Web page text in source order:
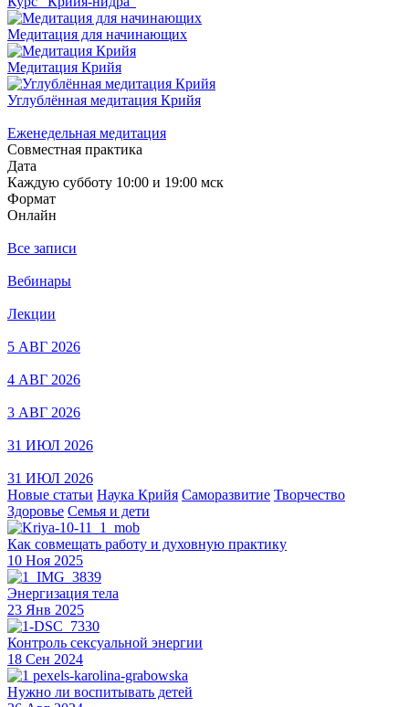
Медитация для начинающих
Медитация Крийя
Углублённая медитация Крийя
Еженедельная медитация
Совместная практика
Дата
Каждую субботу 10:00 и 19:00 мск
Формат
Онлайн
Все записи
Вебинары
Лекции
5 АВГ 2026
4 АВГ 2026
3 АВГ 2026
31 ИЮЛ 2026
31 ИЮЛ 2026
Новые статьи Наука Крийя Саморазвитие Творчество
Здоровье Семья и дети
Как совмещать работу и духовную практику
10 Ноя 2025
Энергизация тела
23 Янв 2025
Контроль сексуальной энергии
18 Сен 2024
Нужно ли воспитывать детей